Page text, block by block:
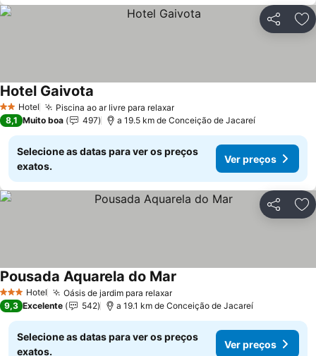
Partilhar
2 Estrelas
Hotel Piscina ao ar livre para relaxar
Hotel Gaivota
8,1 Muito boa 497 a 19.5 km de Conceição de Jacareí
Selecione as datas para ver os preços
exatos.
Ver preços
Partilhar
3 EstrelasHotel Oásis de jardim para relaxar
Pousada Aquarela do Mar
9,3 Excelente 542 a 19.1 km de Conceição de Jacareí
Selecione as datas para ver os preços
exatos.
Ver preços